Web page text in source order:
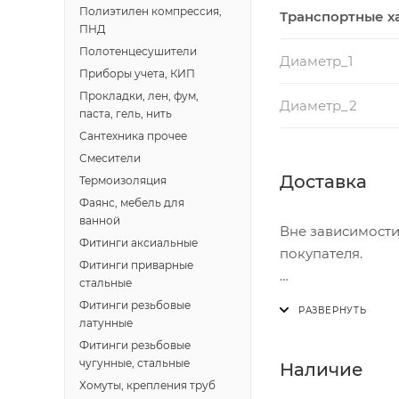
Транспортные
Диаметр_1
Диаметр_2
Доставка
Вне
покупателя.
Итоговая
Наличие
Полиэтилен компрессия,
ПНД
Полотенцесушители
Приборы учета, КИП
Прокладки, лен, фум,
паста, гель, нить
Сантехника прочее
Смесители
Термоизоляция
Фаянс, мебель для
ванной
Фитинги аксиальные
Фитинги приварные
стальные
Фитинги резьбовые
латунные
Фитинги резьбовые
чугунные, стальные
Хомуты, крепления труб